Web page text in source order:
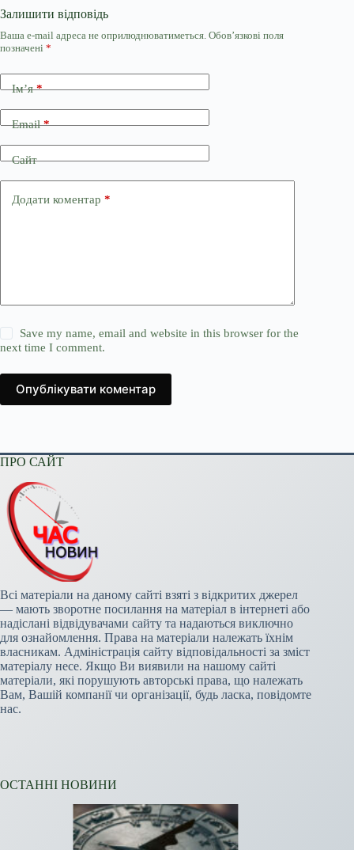
Залишити відповідь
Ваша e-mail адреса не оприлюднюватиметься. Обов’язкові поля
позначені *
Ім’я*
Email*
Сайт
Додати коментар *
Save my name, email and website in this browser for the
next time I comment.
Опублікувати коментар
ПРО САЙТ
Всі матеріали на даному сайті взяті з відкритих джерел
— мають зворотне посилання на матеріал в інтернеті або
надіслані відвідувачами сайту та надаються виключно
для ознайомлення. Права на матеріали належать їхнім
власникам. Адміністрація сайту відповідальності за зміст
матеріалу несе. Якщо Ви виявили на нашому сайті
матеріали, які порушують авторські права, що належать
Вам, Вашій компанії чи організації, будь ласка, повідомте
нас.
ОСТАННІ НОВИНИ